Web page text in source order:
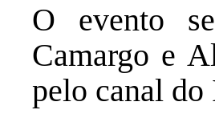
O evento
Camargo e
pelo canal